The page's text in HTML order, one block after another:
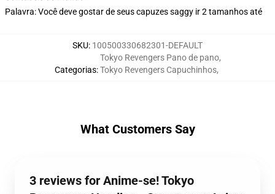
Palavra: Você deve gostar de seus capuzes saggy ir 2 tamanhos até
SKU: 100500330682301-DEFAULT
Categorias:
Tokyo Revengers Pano de pano,
Tokyo Revengers Capuchinhos,
What Customers Say
3 reviews for Anime-se! Tokyo